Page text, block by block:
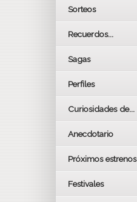
Sorteos
Recuerdos...
Sagas
Perfiles
Curiosidades de...
Anecdotario
Próximos estrenos
Festivales